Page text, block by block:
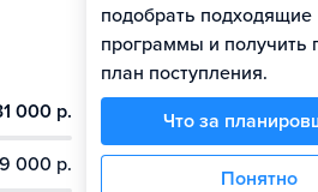
000 р.
000 р.
подобрать подходящие
программы и получить
план поступления.
Что за
Понятно